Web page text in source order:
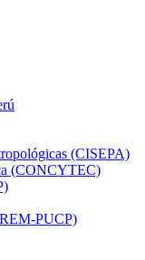
(CISEPA)
(CONCYTEC)
PUCP)